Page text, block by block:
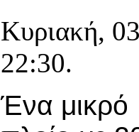
Κυριακή,
22:30.
Ένα μικρό